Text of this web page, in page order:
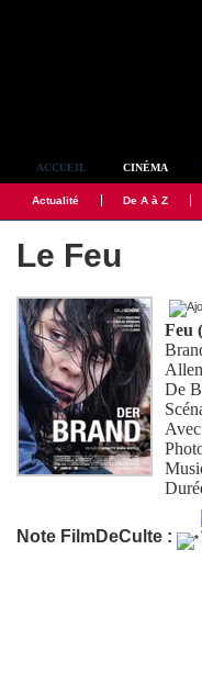
ACCUEIL CINÉMA
Actualité De A à Z
Le Feu
Feu
De
Note FilmDeCulte :